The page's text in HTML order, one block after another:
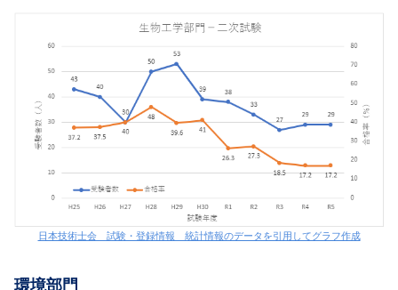
日本技術士会 試験・登録情報 統計情報のデータを引用してグラフ作成
環境部門